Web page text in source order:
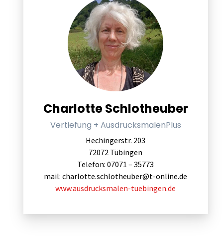
Charlotte Schlotheuber
Vertiefung + AusdrucksmalenPlus
Hechingerstr. 203
72072 Tübingen
Telefon: 07071 – 35773
mail: charlotte.schlotheuber@t-online.de
www.ausdrucksmalen-tuebingen.de